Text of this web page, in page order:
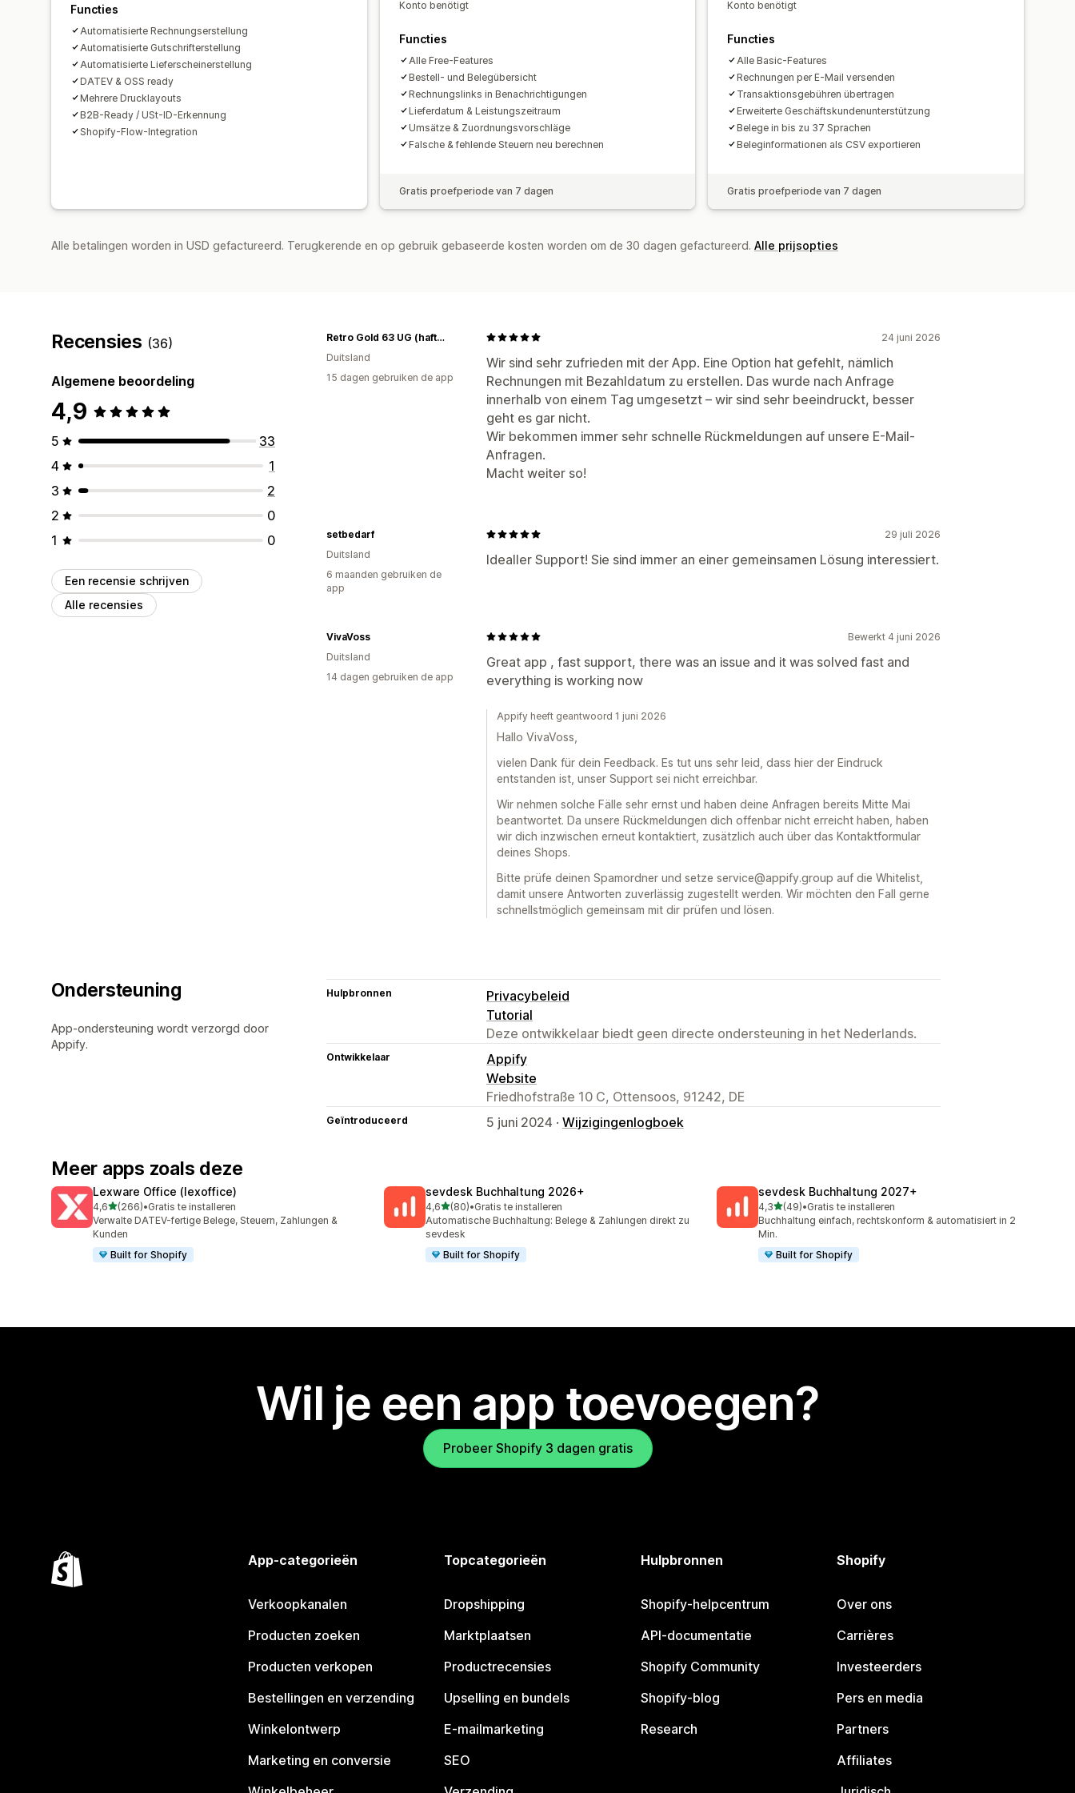
Functies
Automatisierte Rechnungserstellung
Automatisierte Gutschrifterstellung
Automatisierte Lieferscheinerstellung
DATEV & OSS ready
Mehrere Drucklayouts
B2B-Ready / USt-ID-Erkennung
Shopify-Flow-Integration
Konto benötigt
Functies
Alle Free-Features
Bestell- und Belegübersicht
Rechnungslinks in Benachrichtigungen
Lieferdatum & Leistungszeitraum
Umsätze & Zuordnungsvorschläge
Falsche & fehlende Steuern neu berechnen
Gratis proefperiode van 7 dagen
Konto benötigt
Functies
Alle Basic-Features
Rechnungen per E-Mail versenden
Transaktionsgebühren übertragen
Erweiterte Geschäftskundenunterstützung
Belege in bis zu 37 Sprachen
Beleginformationen als CSV exportieren
Gratis proefperiode van 7 dagen
Alle betalingen worden in USD gefactureerd. Terugkerende en op gebruik gebaseerde kosten worden om de 30 dagen gefactureerd. Alle prijsopties
Recensies (36)
Algemene beoordeling
4,9
5
33
4
1
3
2
2
0
1
0
Een recensie schrijven
Alle recensies
24 juni 2026
Wir sind sehr zufrieden mit der App. Eine Option hat gefehlt, nämlich
Rechnungen mit Bezahldatum zu erstellen. Das wurde nach Anfrage
innerhalb von einem Tag umgesetzt – wir sind sehr beeindruckt, besser
geht es gar nicht.
Wir bekommen immer sehr schnelle Rückmeldungen auf unsere E-Mail-
Anfragen.
Macht weiter so!
Retro Gold 63 UG (haftungsbeschränkt)
Duitsland
15 dagen gebruiken de app
29 juli 2026
Idealler Support! Sie sind immer an einer gemeinsamen Lösung interessiert.
setbedarf
Duitsland
6 maanden gebruiken de
app
Bewerkt 4 juni 2026
Great app , fast support, there was an issue and it was solved fast and
everything is working now
VivaVoss
Duitsland
14 dagen gebruiken de app
Appify heeft geantwoord 1 juni 2026
Hallo VivaVoss,
vielen Dank für dein Feedback. Es tut uns sehr leid, dass hier der Eindruck
entstanden ist, unser Support sei nicht erreichbar.
Wir nehmen solche Fälle sehr ernst und haben deine Anfragen bereits Mitte Mai
beantwortet. Da unsere Rückmeldungen dich offenbar nicht erreicht haben, haben
wir dich inzwischen erneut kontaktiert, zusätzlich auch über das Kontaktformular
deines Shops.
Bitte prüfe deinen Spamordner und setze service@appify.group auf die Whitelist,
damit unsere Antworten zuverlässig zugestellt werden. Wir möchten den Fall gerne
schnellstmöglich gemeinsam mit dir prüfen und lösen.
Ondersteuning
App-ondersteuning wordt verzorgd door
Appify.
Hulpbronnen
Privacybeleid
Tutorial
Deze ontwikkelaar biedt geen directe ondersteuning in het Nederlands.
Ontwikkelaar
Appify
Website
Friedhofstraße 10 C, Ottensoos, 91242, DE
Geïntroduceerd 5 juni 2024 · Wijzigingenlogboek
Meer apps zoals deze
Lexware Office (lexoffice)
4,6van 5 sterren
(266)
266 recensies in totaal
•Gratis te installeren
Verwalte DATEV-fertige Belege, Steuern, Zahlungen &
Kunden
Built for Shopify
sevdesk Buchhaltung 2026+
4,6van 5 sterren
(80)
80 recensies in totaal
•Gratis te installeren
Automatische Buchhaltung: Belege & Zahlungen direkt zu
sevdesk
Built for Shopify
sevdesk Buchhaltung 2027+
4,3van 5 sterren
(49)
49 recensies in totaal
•Gratis te installeren
Buchhaltung einfach, rechtskonform & automatisiert in 2
Min.
Built for Shopify
Wil je een app toevoegen?
Probeer Shopify 3 dagen gratis
App-categorieën
Verkoopkanalen
Producten zoeken
Producten verkopen
Bestellingen en verzending
Winkelontwerp
Marketing en conversie
Topcategorieën
Dropshipping
Marktplaatsen
Productrecensies
Upselling en bundels
E-mailmarketing
SEO
Hulpbronnen
Shopify-helpcentrum
API-documentatie
Shopify Community
Shopify-blog
Research
Shopify
Over ons
Carrières
Investeerders
Pers en media
Partners
Affiliates